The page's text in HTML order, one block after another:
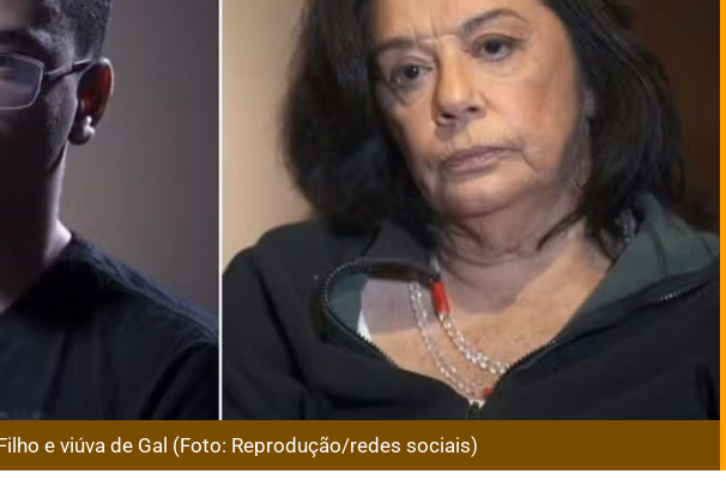
e viúva de Gal (Foto: Reprodução/redes sociais)